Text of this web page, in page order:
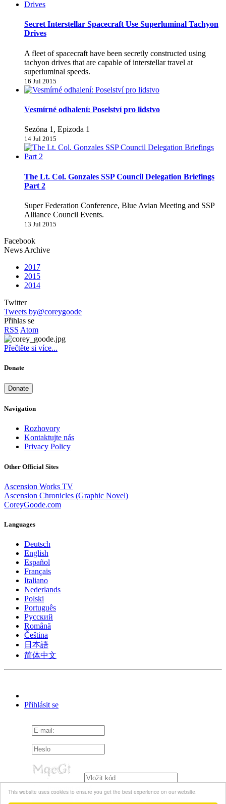
This website uses cookies to ensure you get the best experience on our website.
Secret Interstellar Spacecraft Use Superluminal Tachyon
Drives
A fleet of spacecraft have been secretly constructed using
tachyon drives that are capable of interstellar travel at
superluminal speeds.
16 Jul 2015
Vesmírné odhalení: Poselství pro lidstvo
Sezóna 1, Epizoda 1
14 Jul 2015
The Lt. Col. Gonzales SSP Council Delegation Briefings
Part 2
Super Federation Conference, Blue Avian Meeting and SSP
Alliance Council Events.
13 Jul 2015
Facebook
News Archive
2017
2015
2014
Twitter
Tweets by@coreygoode
Přihlas se
RSS Atom
Přečtěte si více...
Donate
Donate
Navigation
Rozhovory
Kontaktujte nás
Privacy Policy
Other Official Sites
Ascension Works TV
Ascension Chronicles (Graphic Novel)
CoreyGoode.com
Languages
Deutsch
English
Español
Français
Italiano
Nederlands
Polski
Português
Pусский
Română
Čeština
日本語
简体中文
Přihlásit se
Pamatuj si mě